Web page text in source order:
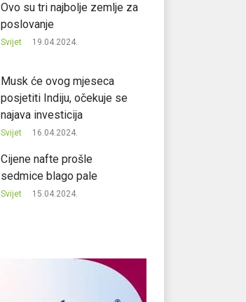
Ovo su tri najbolje zemlje za
poslovanje
Svijet 19.04.2024.
Musk će ovog mjeseca
posjetiti Indiju, očekuje se
najava investicija
Svijet 16.04.2024.
Cijene nafte prošle
sedmice blago pale
Svijet 15.04.2024.